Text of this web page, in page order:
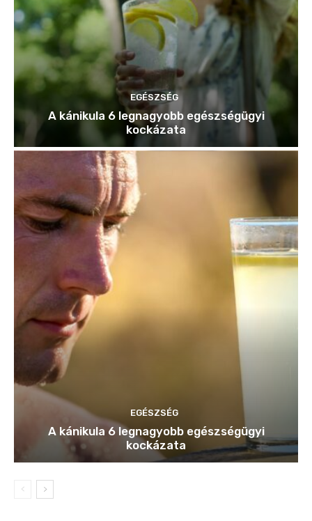
EGÉSZSÉG
A kánikula 6 legnagyobb egészségügyi
kockázata
EGÉSZSÉG
A kánikula 6 legnagyobb egészségügyi
kockázata